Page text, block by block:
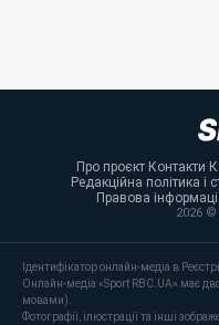
Про проєкт·Контакти·
Редакційна політика і
Правова
2026 ©
Ідентифікатор онлайн-медіа в
Онлайн-медіа «Sport RBC.UA» має
мовами).
Фотографії, ілюстрації та інші